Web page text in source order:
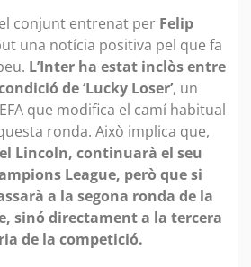
conjunt entrenat per Felip
una notícia positiva pel que fa
L’Inter ha estat inclòs entre
de ‘Lucky Loser’, un
que modifica el camí habitual
ronda. Això implica que,
Lincoln, continuarà el seu
League, però que si
a la segona ronda de la
sinó directament a la tercera
de la competició.